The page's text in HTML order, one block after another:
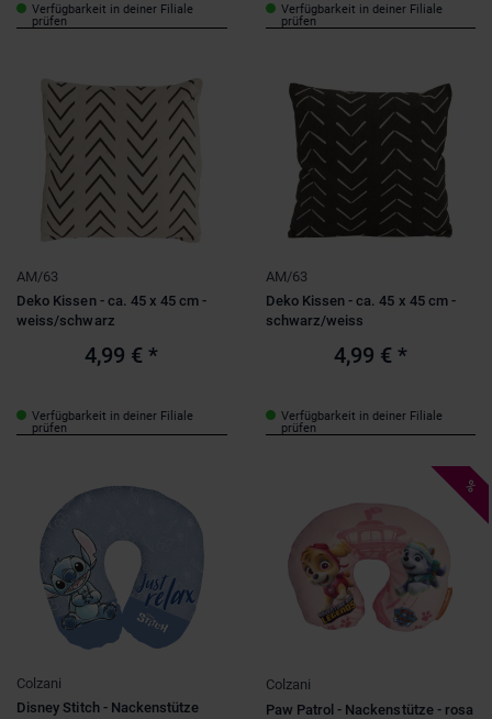
Weihnachten(1)
1 bis 50 Teile
Für wen?
Baby(1)
Erwachsene (5)
Kinder
(1)
Verfügbarkeit in deiner Filiale
prüfen
Verfügbarkeit in deiner Filiale
prüfen
AM/63
Deko Kissen - ca. 45 x 45 cm -
weiss/schwarz
4,99 € *
Verfügbarkeit in deiner Filiale
prüfen
AM/63
Deko Kissen - ca. 45 x 45 cm -
schwarz/weiss
4,99 € *
Verfügbarkeit in deiner Filiale
prüfen
Colzani
Disney Stitch - Nackenstütze
%
Colzani
Paw Patrol - Nackenstütze - rosa